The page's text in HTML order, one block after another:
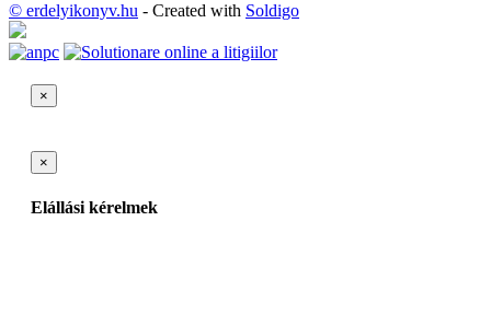
© erdelyikonyv.hu - Created with Soldigo
×
×
Elállási kérelmek